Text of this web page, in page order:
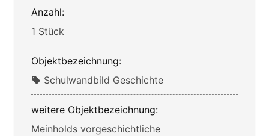
Anzahl:
1 Stück
Objektbezeichnung:
Schulwandbild Geschichte
weitere Objektbezeichnung:
Meinholds vorgeschichtliche